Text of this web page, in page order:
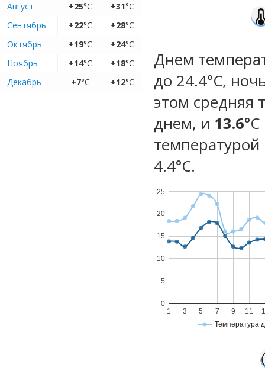
Август
+25°C +31°C
Сентябрь
+22°C +28°C
Октябрь
+19°C +24°C
Ноябрь
+14°C +18°C
Декабрь
+7°C +12°C
Днем
до 24.4°C,
этом средняя
днем, и 13.6
температурой
4.4°С.
Температура
1 3 5 7 9 11
0
5
10
15
20
25